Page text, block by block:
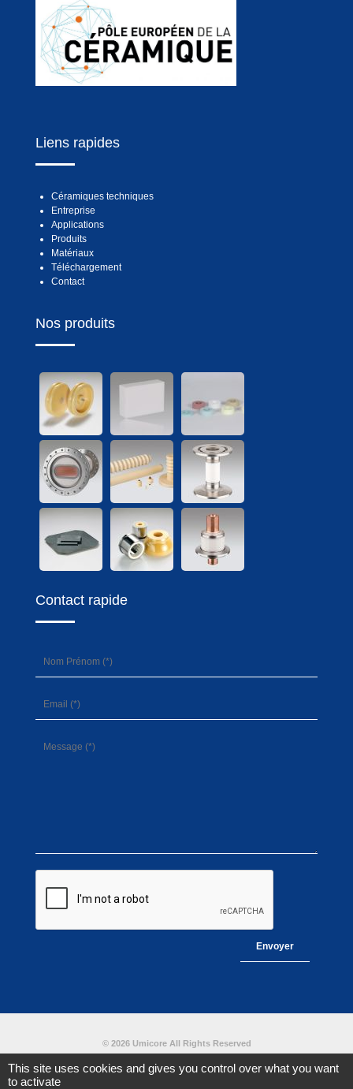
Liens rapides
Céramiques techniques
Entreprise
Applications
Produits
Matériaux
Téléchargement
Contact
Nos produits
Contact rapide
© 2026 Umicore All Rights Reserved
This site uses cookies and gives you control over what you want
to activate